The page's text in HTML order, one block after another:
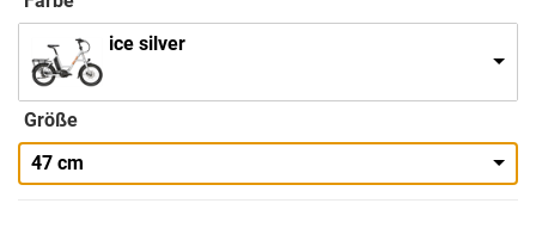
ice silver
Größe
47 cm